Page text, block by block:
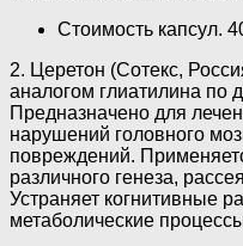
Стоимость капсул.
2. Церетон (Сотекс,
аналогом глиатилина по
Предназначено для
нарушений головного
повреждений.
различного генеза,
Устраняет когнитивные
метаболические